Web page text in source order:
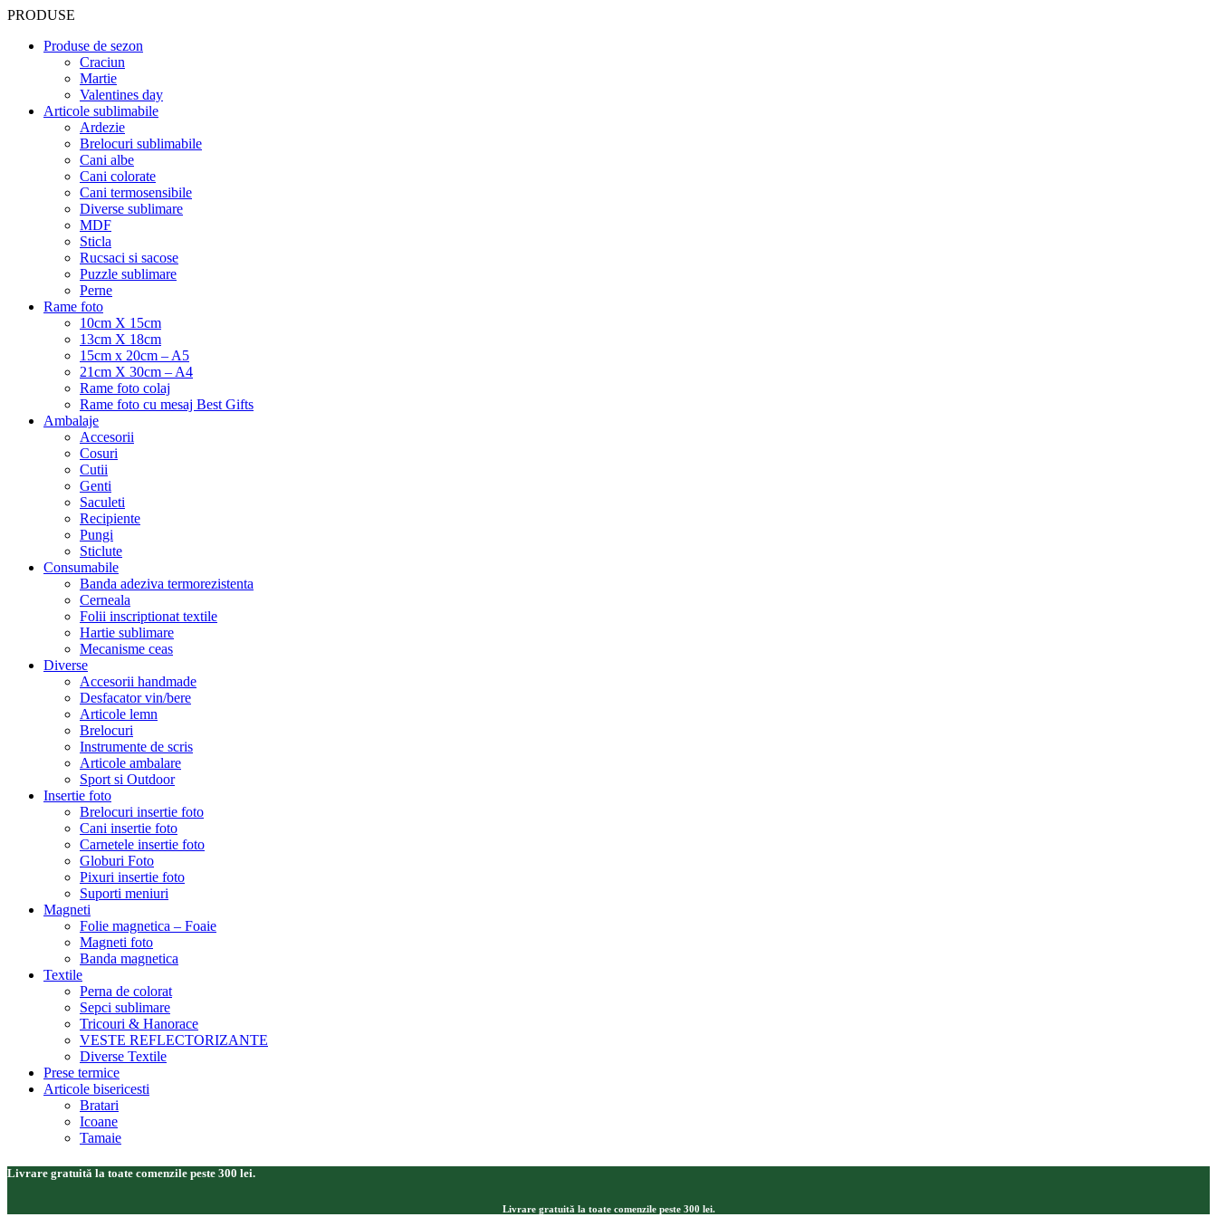
PRODUSE
Produse de sezon
Craciun
Martie
Valentines day
Articole sublimabile
Ardezie
Brelocuri sublimabile
Cani albe
Cani colorate
Cani termosensibile
Diverse sublimare
MDF
Sticla
Rucsaci si sacose
Puzzle sublimare
Perne
Rame foto
10cm X 15cm
13cm X 18cm
15cm x 20cm – A5
21cm X 30cm – A4
Rame foto colaj
Rame foto cu mesaj Best Gifts
Ambalaje
Accesorii
Cosuri
Cutii
Genti
Saculeti
Recipiente
Pungi
Sticlute
Consumabile
Banda adeziva termorezistenta
Cerneala
Folii inscriptionat textile
Hartie sublimare
Mecanisme ceas
Diverse
Accesorii handmade
Desfacator vin/bere
Articole lemn
Brelocuri
Instrumente de scris
Articole ambalare
Sport si Outdoor
Insertie foto
Brelocuri insertie foto
Cani insertie foto
Carnetele insertie foto
Globuri Foto
Pixuri insertie foto
Suporti meniuri
Magneti
Folie magnetica – Foaie
Magneti foto
Banda magnetica
Textile
Perna de colorat
Sepci sublimare
Tricouri & Hanorace
VESTE REFLECTORIZANTE
Diverse Textile
Prese termice
Articole bisericesti
Bratari
Icoane
Tamaie
Livrare gratuită la toate comenzile peste 300 lei.
Livrare gratuită la toate comenzile peste 300 lei.